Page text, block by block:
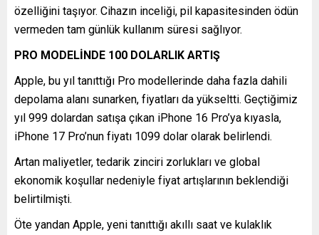
özelliğini taşıyor. Cihazın inceliği, pil kapasitesinden ödün
vermeden tam günlük kullanım süresi sağlıyor.
PRO MODELİNDE 100 DOLARLIK ARTIŞ
Apple, bu yıl tanıttığı Pro modellerinde daha fazla dahili
depolama alanı sunarken, fiyatları da yükseltti. Geçtiğimiz
yıl 999 dolardan satışa çıkan iPhone 16 Pro’ya kıyasla,
iPhone 17 Pro’nun fiyatı 1099 dolar olarak belirlendi.
Artan maliyetler, tedarik zinciri zorlukları ve global
ekonomik koşullar nedeniyle fiyat artışlarının beklendiği
belirtilmişti.
Öte yandan Apple, yeni tanıttığı akıllı saat ve kulaklık